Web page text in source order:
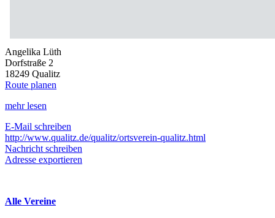
Angelika Lüth
Dorfstraße 2
18249 Qualitz
Route planen
mehr lesen
E-Mail schreiben
http://www.qualitz.de/qualitz/ortsverein-qualitz.html
Nachricht schreiben
Adresse exportieren
Alle Vereine